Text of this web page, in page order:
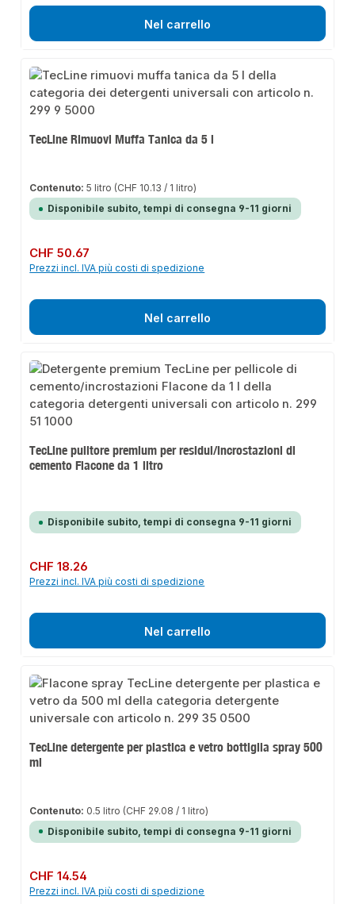
Nel carrello
TecLine Rimuovi Muffa Tanica da 5 l
Contenuto:5 litro (CHF 10.13 / 1 litro)
Disponibile subito, tempi di consegna 9-11 giorni
Prezzo normale:
CHF 50.67
Prezzi incl. IVA più costi di spedizione
Nel carrello
TecLine pulitore premium per residui/incrostazioni di
cemento Flacone da 1 litro
Disponibile subito, tempi di consegna 9-11 giorni
Prezzo normale:
CHF 18.26
Prezzi incl. IVA più costi di spedizione
Nel carrello
TecLine detergente per plastica e vetro bottiglia spray 500
ml
Contenuto: 0.5 litro (CHF 29.08 / 1 litro)
Disponibile subito, tempi di consegna 9-11 giorni
Prezzo normale:
CHF 14.54
Prezzi incl. IVA più costi di spedizione